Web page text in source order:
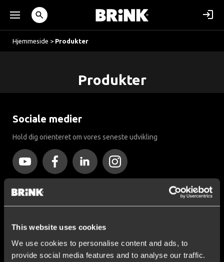
This website uses cookies
We use cookies to personalise content and ads, to
provide social media features and to analyse our traffic.
Hjemmeside > Produkter
Produkter
Sociale medier
Hold dig orienteret om vores seneste udvikling
Næsten 120 års ekspertise
anhængertræk området. Brink startede som en lille smedje i
Assen og er vokset til en af ​​verdens markedsledere inden for
anhængertræk.